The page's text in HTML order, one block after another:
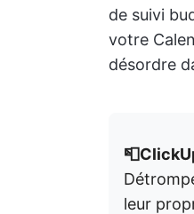
de suivi
votre
désordre
leur